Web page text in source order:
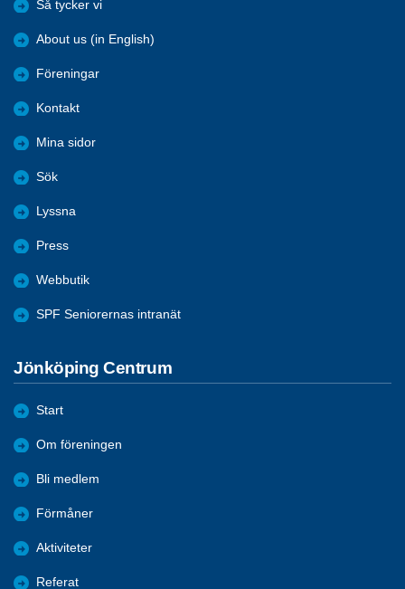
Så tycker vi
About us (in English)
Föreningar
Kontakt
Mina sidor
Sök
Lyssna
Press
Webbutik
SPF Seniorernas intranät
Jönköping Centrum
Start
Om föreningen
Bli medlem
Förmåner
Aktiviteter
Referat